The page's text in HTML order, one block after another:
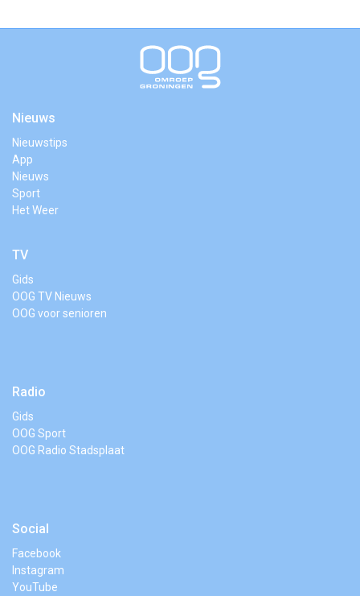
Nieuws
Nieuwstips
App
Nieuws
Sport
Het Weer
TV
Gids
OOG TV Nieuws
OOG voor senioren
Radio
Gids
OOG Sport
OOG Radio Stadsplaat
Social
Facebook
Instagram
YouTube